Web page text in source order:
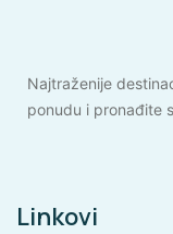
Najtraženije
ponudu i pronađite
Linkovi